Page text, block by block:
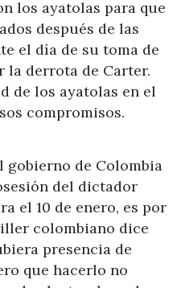
los ayatolas para que
después de las
el día de su toma de
la derrota de Carter.
de los ayatolas en el
compromisos.
gobierno de Colombia
del dictador
el 10 de enero, es por
colombiano dice
presencia de
que hacerlo no